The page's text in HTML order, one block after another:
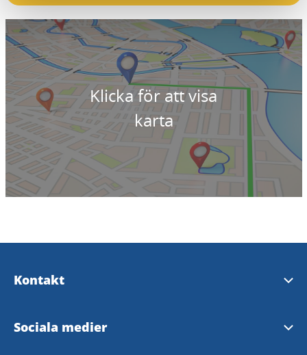
Klicka för att visa
karta
Kontakt
Upplev Lysekil
Sociala medier